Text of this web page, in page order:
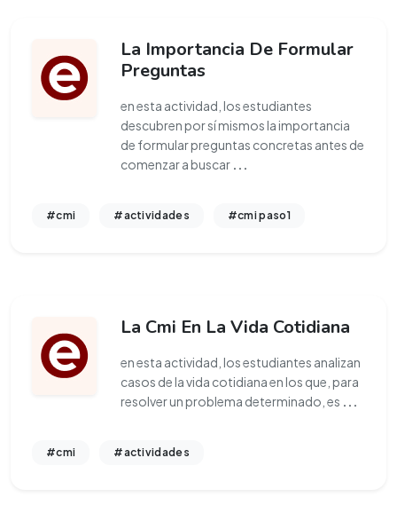
La Importancia De Formular
Preguntas
en esta actividad, los estudiantes
descubren por sí mismos la importancia
de formular preguntas concretas antes de
comenzar a buscar ...
#cmi #actividades #cmi paso1
La Cmi En La Vida Cotidiana
en esta actividad, los estudiantes analizan
casos de la vida cotidiana en los que, para
resolver un problema determinado, es ...
#cmi #actividades